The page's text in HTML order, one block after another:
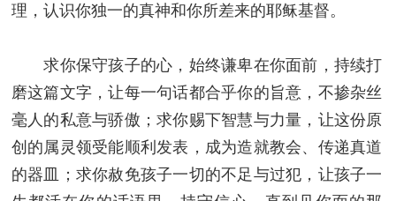
理，认识你独一的真神和你所差来的耶稣基督。
求你保守孩子的心，始终谦卑在你面前，持续打
磨这篇文字，让每一句话都合乎你的旨意，不掺杂丝
毫人的私意与骄傲；求你赐下智慧与力量，让这份原
创的属灵领受能顺利发表，成为造就教会、传递真道
的器皿；求你赦免孩子一切的不足与过犯，让孩子一